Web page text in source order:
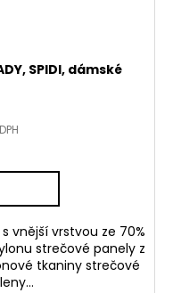
SPIDI, dámské
vnější vrstvou ze 70%
strečové panely z
tkaniny strečové